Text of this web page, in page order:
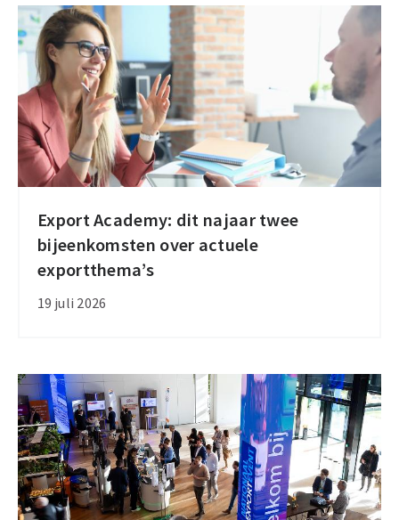
Export Academy: dit najaar twee
bijeenkomsten over actuele
exportthema’s
19 juli 2026
Export
Academy:
dit
najaar
over
actuele
exportthema’s